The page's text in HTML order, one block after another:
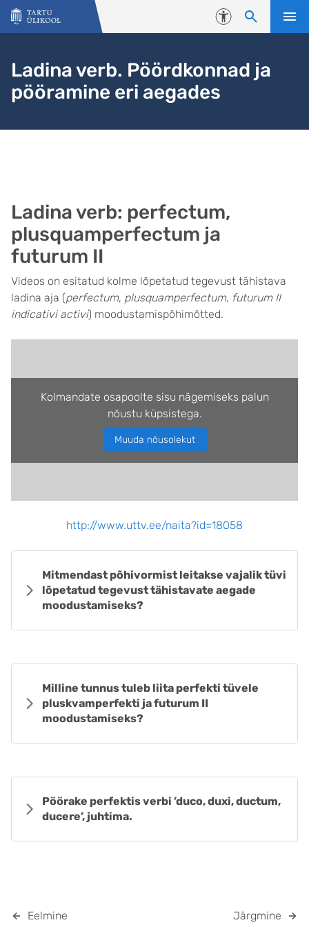
Liigu edasi põhisisu juurde
Juurdepääsetavus
Ladina verb. Pöördkonnad ja
pööramine eri aegades
Ladina verb: perfectum,
plusquamperfectum ja
futurum II
Videos on esitatud kolme lõpetatud tegevust tähistava
ladina aja (perfectum, plusquamperfectum, futurum II
indicativi activi) moodustamispõhimõtted.
Kolmandate osapoolte sisu nägemiseks palun
nõustu küpsistega.
Muuda nõusolekut
http://www.uttv.ee/naita?id=18058
Mitmendast põhivormist leitakse vajalik tüvi
lõpetatud tegevust tähistavate aegade
moodustamiseks?
Milline tunnus tuleb liita perfekti tüvele
pluskvamperfekti ja futurum II
moodustamiseks?
Pöörake perfektis verbi ’duco, duxi, ductum,
ducere’, juhtima.
Eelmine Järgmine